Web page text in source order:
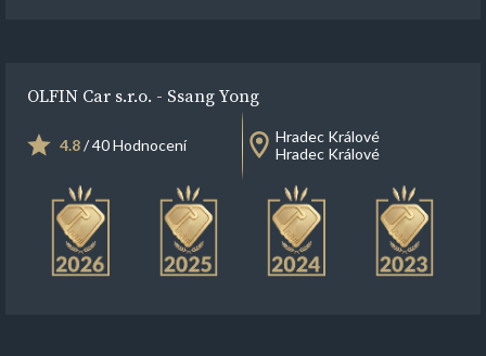
OLFIN Car s.r.o. - Ssang Yong
4.8/ 40 Hodnocení
Hradec Králové
Hradec Králové